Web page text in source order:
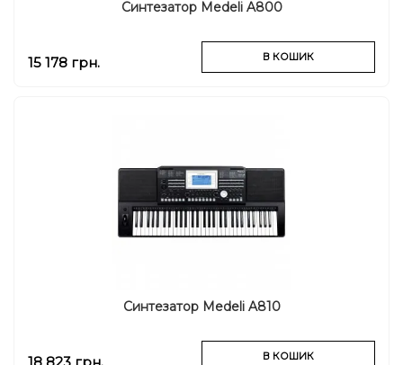
Синтезатор Medeli A800
15 178 грн. В КОШИК
Синтезатор Medeli A810
В КОШИК